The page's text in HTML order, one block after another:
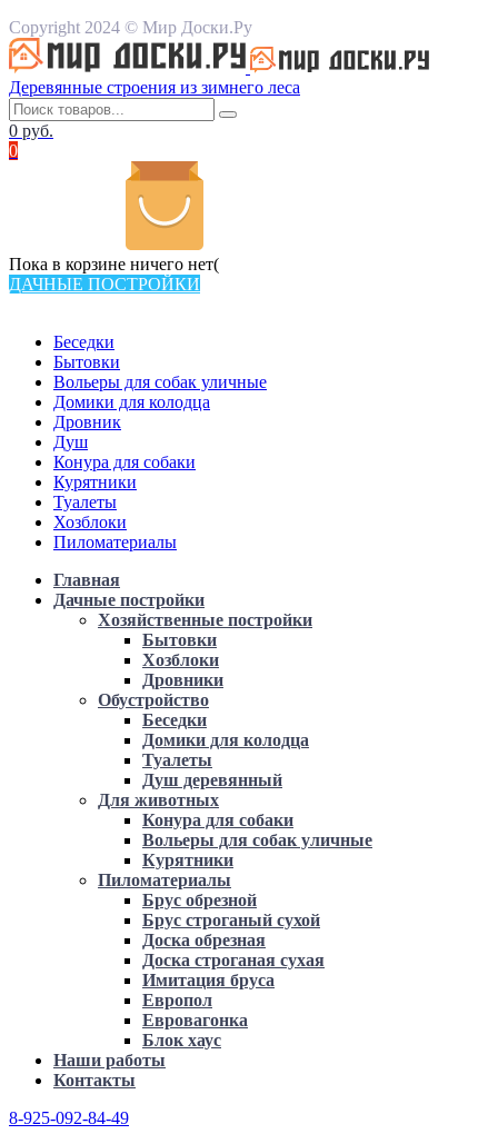
Copyright 2024 © Мир Доски.Ру
Деревянные строения из зимнего леса
0 руб.
0
Пока в корзине ничего нет(
ДАЧНЫЕ ПОСТРОЙКИ
Беседки
Бытовки
Вольеры для собак уличные
Домики для колодца
Дровник
Душ
Конура для собаки
Курятники
Туалеты
Хозблоки
Пиломатериалы
Главная
Дачные постройки
Хозяйственные постройки
Бытовки
Хозблоки
Дровники
Обустройство
Беседки
Домики для колодца
Туалеты
Душ деревянный
Для животных
Конура для собаки
Вольеры для собак уличные
Курятники
Пиломатериалы
Брус обрезной
Брус строганый сухой
Доска обрезная
Доска строганая сухая
Имитация бруса
Европол
Евровагонка
Блок хаус
Наши работы
Контакты
8-925-092-84-49